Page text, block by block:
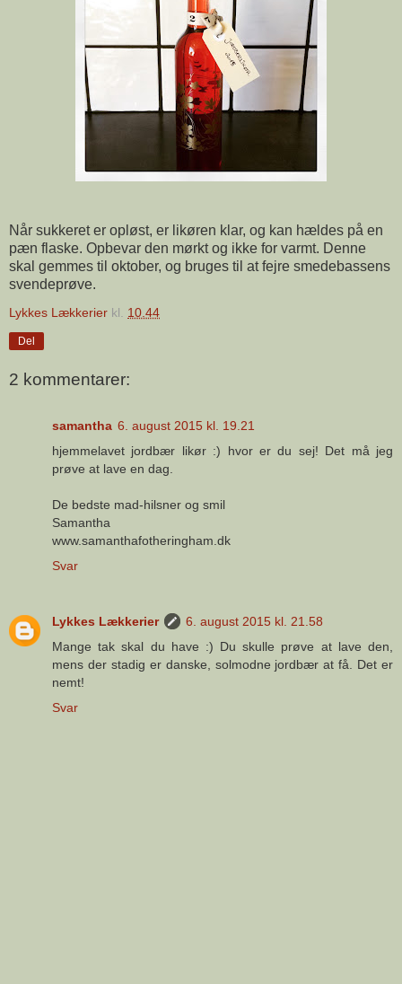
Når sukkeret er opløst, er likøren klar, og kan hældes på en
pæn flaske. Opbevar den mørkt og ikke for varmt. Denne
skal gemmes til oktober, og bruges til at fejre smedebassens
svendeprøve.
Lykkes Lækkerier kl. 10.44
Del
2 kommentarer:
samantha 6. august 2015 kl. 19.21
hjemmelavet jordbær likør :) hvor er du sej! Det må jeg
prøve at lave en dag.
De bedste mad-hilsner og smil
Samantha
www.samanthafotheringham.dk
Svar
Lykkes Lækkerier
6. august 2015 kl. 21.58
Mange tak skal du have :) Du skulle prøve at lave den,
mens der stadig er danske, solmodne jordbær at få. Det er
nemt!
Svar